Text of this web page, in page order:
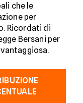
che le
per
Ricordati di
Bersani per